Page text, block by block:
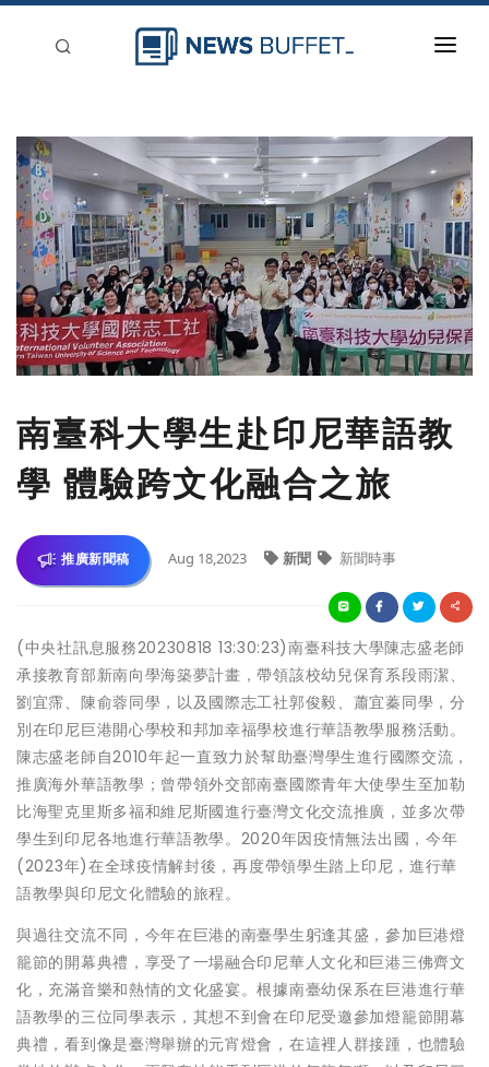
新聞稿分類
登入
刊登
南臺科大學生赴印尼華語教
學 體驗跨文化融合之旅
推廣新聞稿 Aug 18,2023 新聞 新聞時事
(中央社訊息服務20230818 13:30:23)南臺科技大學陳志盛老師
承接教育部新南向學海築夢計畫，帶領該校幼兒保育系段雨潔、
劉宜霈、陳俞蓉同學，以及國際志工社郭俊毅、蕭宜蓁同學，分
別在印尼巨港開心學校和邦加幸福學校進行華語教學服務活動。
陳志盛老師自2010年起一直致力於幫助臺灣學生進行國際交流，
推廣海外華語教學；曾帶領外交部南臺國際青年大使學生至加勒
比海聖克里斯多福和維尼斯國進行臺灣文化交流推廣，並多次帶
學生到印尼各地進行華語教學。2020年因疫情無法出國，今年
(2023年)在全球疫情解封後，再度帶領學生踏上印尼，進行華
語教學與印尼文化體驗的旅程。
與過往交流不同，今年在巨港的南臺學生躬逢其盛，參加巨港燈
籠節的開幕典禮，享受了一場融合印尼華人文化和巨港三佛齊文
化，充滿音樂和熱情的文化盛宴。根據南臺幼保系在巨港進行華
語教學的三位同學表示，其想不到會在印尼受邀參加燈籠節開幕
典禮，看到像是臺灣舉辦的元宵燈會，在這裡人群接踵，也體驗